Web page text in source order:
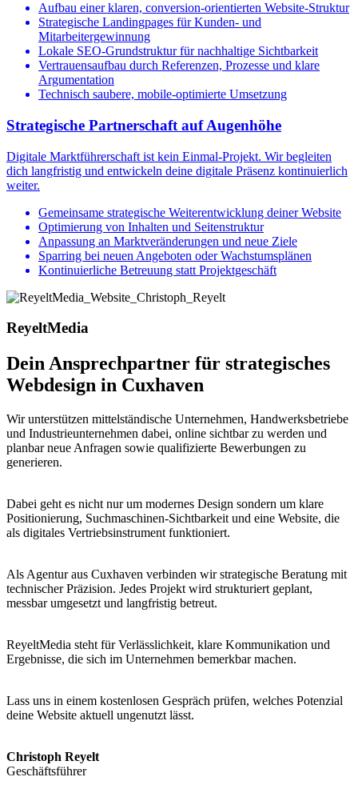
Aufbau einer klaren, conversion-orientierten Website-Struktur
Strategische Landingpages für Kunden- und
Mitarbeitergewinnung
Lokale SEO-Grundstruktur für nachhaltige Sichtbarkeit
Vertrauensaufbau durch Referenzen, Prozesse und klare
Argumentation
Technisch saubere, mobile-optimierte Umsetzung
Strategische Partnerschaft auf Augenhöhe
Digitale Marktführerschaft ist kein Einmal-Projekt. Wir begleiten
dich langfristig und entwickeln deine digitale Präsenz kontinuierlich
weiter.
Gemeinsame strategische Weiterentwicklung deiner Website
Optimierung von Inhalten und Seitenstruktur
Anpassung an Marktveränderungen und neue Ziele
Sparring bei neuen Angeboten oder Wachstumsplänen
Kontinuierliche Betreuung statt Projektgeschäft
ReyeltMedia
Dein Ansprechpartner für strategisches
Webdesign in Cuxhaven
Wir unterstützen mittelständische Unternehmen, Handwerksbetriebe
und Industrieunternehmen dabei, online sichtbar zu werden und
planbar neue Anfragen sowie qualifizierte Bewerbungen zu
generieren.
Dabei geht es nicht nur um modernes Design sondern um klare
Positionierung, Suchmaschinen-Sichtbarkeit und eine Website, die
als digitales Vertriebsinstrument funktioniert.
Als Agentur aus Cuxhaven verbinden wir strategische Beratung mit
technischer Präzision. Jedes Projekt wird strukturiert geplant,
messbar umgesetzt und langfristig betreut.
ReyeltMedia steht für Verlässlichkeit, klare Kommunikation und
Ergebnisse, die sich im Unternehmen bemerkbar machen.
Lass uns in einem kostenlosen Gespräch prüfen, welches Potenzial
deine Website aktuell ungenutzt lässt.
Christoph Reyelt
Geschäftsführer